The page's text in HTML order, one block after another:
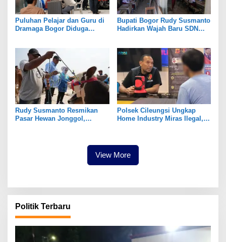
Puluhan Pelajar dan Guru di
Dramaga Bogor Diduga
Bupati Bogor Rudy Susmanto
Hadirkan Wajah Baru SDN
Pembangunan
Rudy Susmanto Resmikan
Pasar Hewan Jonggol,
Polsek Cileungsi Ungkap
Home Industry Miras Ilegal,
View More
Politik Terbaru